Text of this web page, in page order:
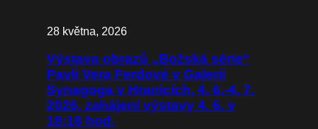
28 května, 2026
Výstava obrazů „Božská série“
Pavli Vera Ferdové v Galerii
Synagoga v Hranicích, 4. 6.-4. 7.
2026, zahájení výstavy 4. 6. v
18:18 hod.